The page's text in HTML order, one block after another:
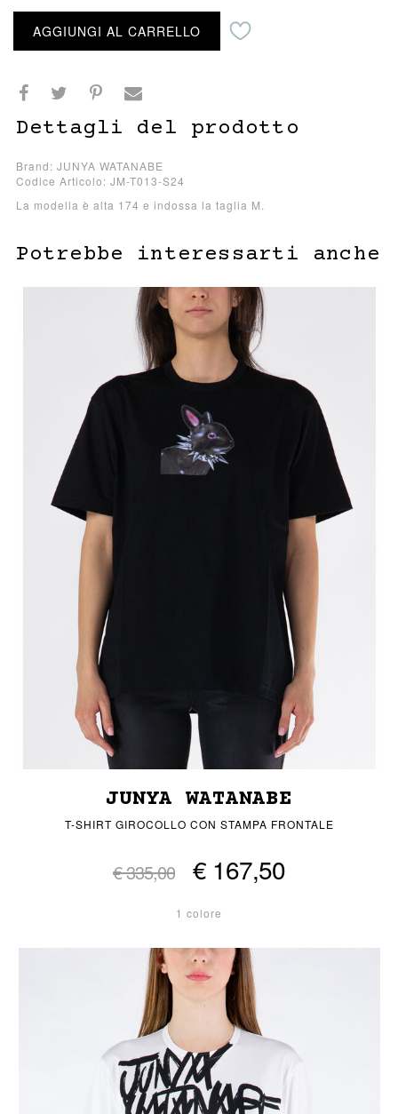
AGGIUNGI AL CARRELLO
Dettagli del prodotto
Brand: JUNYA WATANABE
Codice Articolo: JM-T013-S24
La modella è alta 174 e indossa la taglia M.
Potrebbe interessarti anche
JUNYA WATANABE
T-SHIRT GIROCOLLO CON STAMPA FRONTALE
€ 335,00 € 167,50
1 colore